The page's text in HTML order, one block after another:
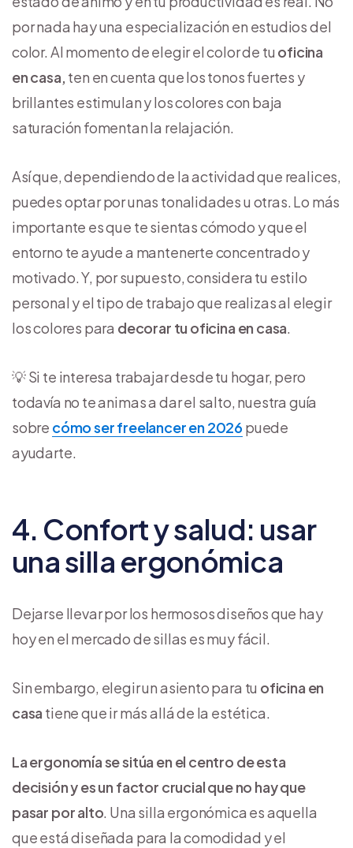
por nada hay una especialización en estudios del
color. Al momento de elegir el color de tu oficina
en casa, ten en cuenta que los tonos fuertes y
brillantes estimulan y los colores con baja
saturación fomentan la relajación.
Así que, dependiendo de la actividad que realices,
puedes optar por unas tonalidades u otras. Lo más
importante es que te sientas cómodo y que el
entorno te ayude a mantenerte concentrado y
motivado. Y, por supuesto, considera tu estilo
personal y el tipo de trabajo que realizas al elegir
los colores para decorar tu oficina en casa.
💡 Si te interesa trabajar desde tu hogar, pero
todavía no te animas a dar el salto, nuestra guía
sobre cómo ser freelancer en 2026 puede
ayudarte.
4. Confort y salud: usar
una silla ergonómica
Dejarse llevar por los hermosos diseños que hay
hoy en el mercado de sillas es muy fácil.
Sin embargo, elegir un asiento para tu oficina en
casa tiene que ir más allá de la estética.
La ergonomía se sitúa en el centro de esta
decisión y es un factor crucial que no hay que
pasar por alto. Una silla ergonómica es aquella
que está diseñada para la comodidad y el